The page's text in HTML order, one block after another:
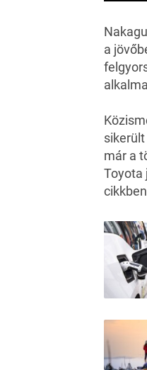
a
már a
Toyota